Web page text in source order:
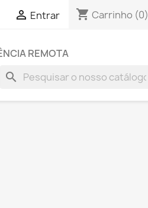
 Entrar shopping_cart Carrinho (0)
REMOTA
search